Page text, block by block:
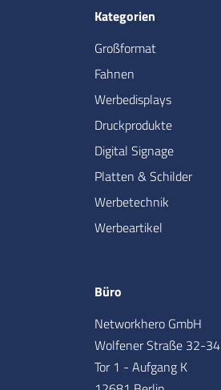
Kategorien
Großformat
Fahnen
Werbedisplays
Druckprodukte
Digital Signage
Platten & Schilder
Werbetechnik
Werbeartikel
Büro
Networkhero GmbH
Wolfener Straße 32-34
Tor 1 - Aufgang K